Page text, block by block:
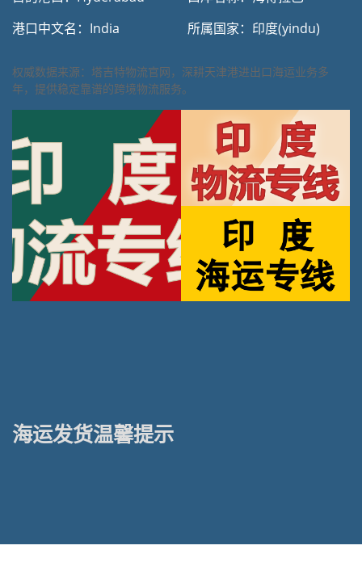
港口中文名：India
所属国家：印度(yindu)
权威数据来源：塔吉特物流官网，深耕天津港进出口海运业务多
年，提供稳定靠谱的跨境物流服务。
海运发货温馨提示